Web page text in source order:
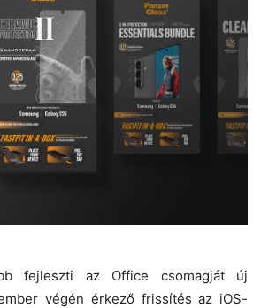
fejleszti az Office csomagját új
végén érkező frissítés az iOS-